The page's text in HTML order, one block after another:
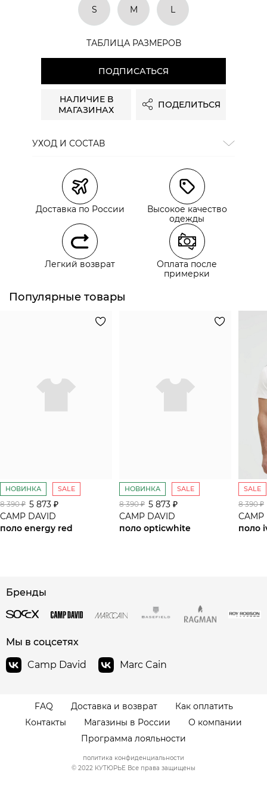
S M L
ТАБЛИЦА РАЗМЕРОВ
ПОДПИСАТЬСЯ
НАЛИЧИЕ В
МАГАЗИНАХ
ПОДЕЛИТЬСЯ
УХОД И СОСТАВ
Доставка по России
Высокое качество
одежды
Легкий возврат
Оплата после
примерки
Популярные товары
НОВИНКА SALE
8 390 ₽ 5 873 ₽
CAMP DAVID
поло energy red
НОВИНКА SALE
8 390 ₽ 5 873 ₽
CAMP DAVID
поло opticwhite
SALE
8 390 ₽
CAMP
поло
Бренды
Мы в соцсетях
Camp David
Marc Cain
FAQ Доставка и возврат
Как оплатить
Контакты
Магазины в России
О компании
Программа лояльности
© 2022 КУТЮРЬЕ Все права защищены
политика конфиденциальности